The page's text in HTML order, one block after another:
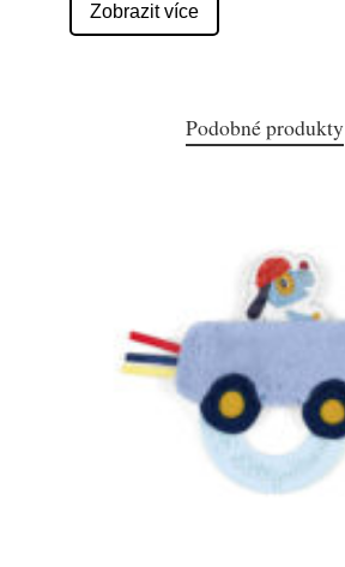
Zobrazit více
Podobné produkty